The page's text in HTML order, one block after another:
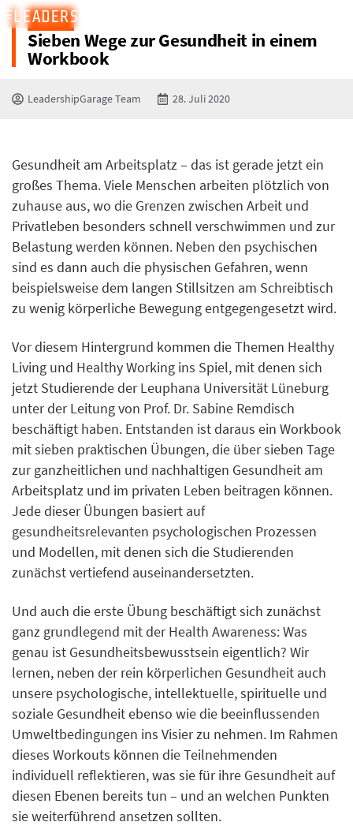
BLOG
Sieben Wege zur Gesundheit in einem
Workbook
LeadershipGarage Team 28. Juli 2020
Gesundheit am Arbeitsplatz – das ist gerade jetzt ein
großes Thema. Viele Menschen arbeiten plötzlich von
zuhause aus, wo die Grenzen zwischen Arbeit und
Privatleben besonders schnell verschwimmen und zur
Belastung werden können. Neben den psychischen
sind es dann auch die physischen Gefahren, wenn
beispielsweise dem langen Stillsitzen am Schreibtisch
zu wenig körperliche Bewegung entgegengesetzt wird.
Vor diesem Hintergrund kommen die Themen Healthy
Living und Healthy Working ins Spiel, mit denen sich
jetzt Studierende der Leuphana Universität Lüneburg
unter der Leitung von Prof. Dr. Sabine Remdisch
beschäftigt haben. Entstanden ist daraus ein Workbook
mit sieben praktischen Übungen, die über sieben Tage
zur ganzheitlichen und nachhaltigen Gesundheit am
Arbeitsplatz und im privaten Leben beitragen können.
Jede dieser Übungen basiert auf
gesundheitsrelevanten psychologischen Prozessen
und Modellen, mit denen sich die Studierenden
zunächst vertiefend auseinandersetzten.
Und auch die erste Übung beschäftigt sich zunächst
ganz grundlegend mit der Health Awareness: Was
genau ist Gesundheitsbewusstsein eigentlich? Wir
lernen, neben der rein körperlichen Gesundheit auch
unsere psychologische, intellektuelle, spirituelle und
soziale Gesundheit ebenso wie die beeinflussenden
Umweltbedingungen ins Visier zu nehmen. Im Rahmen
dieses Workouts können die Teilnehmenden
individuell reflektieren, was sie für ihre Gesundheit auf
diesen Ebenen bereits tun – und an welchen Punkten
sie weiterführend ansetzen sollten.